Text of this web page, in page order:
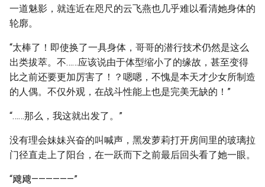
一道魅影，就连近在咫尺的云飞燕也几乎难以看清她身体的
轮廓。
“太棒了！即使换了一具身体，哥哥的潜行技术仍然是这么
出类拔萃。不……应该说由于体型缩小了的缘故，甚至变得
比之前还要更加厉害了！？嗯嗯，不愧是本天才少女所制造
的人偶。不仅外观，在战斗性能上也是完美无缺的！”
“……那么，我这就出发了。”
没有理会妹妹兴奋的叫喊声，黑发萝莉打开房间里的玻璃拉
门径直走上了阳台，在一跃而下之前最后回头看了她一眼。
“飕飕——————”